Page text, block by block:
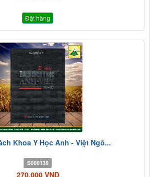
Đặt hàng
Khoa Y Học Anh - Việt Ngô...
S000139
270.000 VND